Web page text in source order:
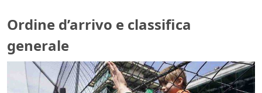
Ordine d’arrivo e classifica
generale